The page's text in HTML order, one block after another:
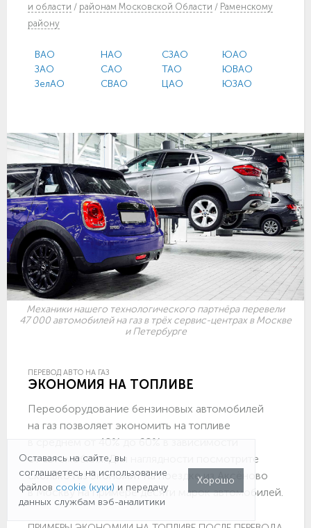
и области / районам Московской Области / Раменскому
району
ВАО
ЗАО
ЗелАО
НАО
САО
СВАО
СЗАО
ТАО
ЦАО
ЮАО
ЮВАО
ЮЗАО
Механики нашего технологического партнёра перевели
47 000 автомобилей на газ в трёх сервис-центрах в Москве
и Петербурге
ПЕРЕВОД АВТО НА ГАЗ
ЭКОНОМИЯ НА ТОПЛИВЕ
Переоборудование бензиновых автомобилей
на газ позволяет экономить на топливе
в среднем от 40% до 60% в зависимости
от автомобиля. Для наглядности посмотрите
сколько газ экономит на поездке из Аксёново
в Москву на примере десяти марок автомобилей.
Оставаясь на сайте, вы
соглашаетесь на использование
файлов cookie (куки) и передачу
данных службам вэб-аналитики
Хорошо